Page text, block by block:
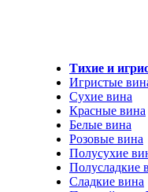
Тихие и
Игристые
Сухие вина
Красные вина
Белые вина
Розовые вина
Полусухие
Полусладкие
Сладкие вина